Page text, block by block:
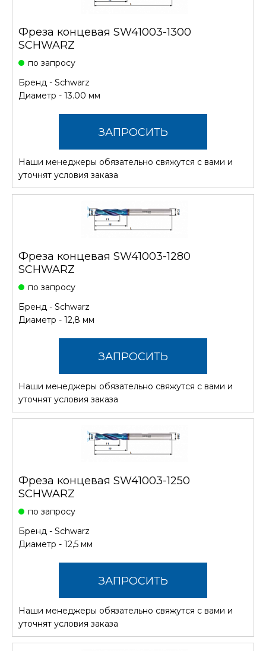
Фреза концевая SW41003-1300
SCHWARZ
по запросу
Бренд - Schwarz
Диаметр - 13.00 мм
ЗАПРОСИТЬ
СТОИМОСТЬ
Наши менеджеры обязательно свяжутся с вами и
уточнят условия заказа
Фреза концевая SW41003-1280
SCHWARZ
по запросу
Бренд - Schwarz
Диаметр - 12,8 мм
ЗАПРОСИТЬ
СТОИМОСТЬ
Наши менеджеры обязательно свяжутся с вами и
уточнят условия заказа
Фреза концевая SW41003-1250
SCHWARZ
по запросу
Бренд - Schwarz
Диаметр - 12,5 мм
ЗАПРОСИТЬ
СТОИМОСТЬ
Наши менеджеры обязательно свяжутся с вами и
уточнят условия заказа